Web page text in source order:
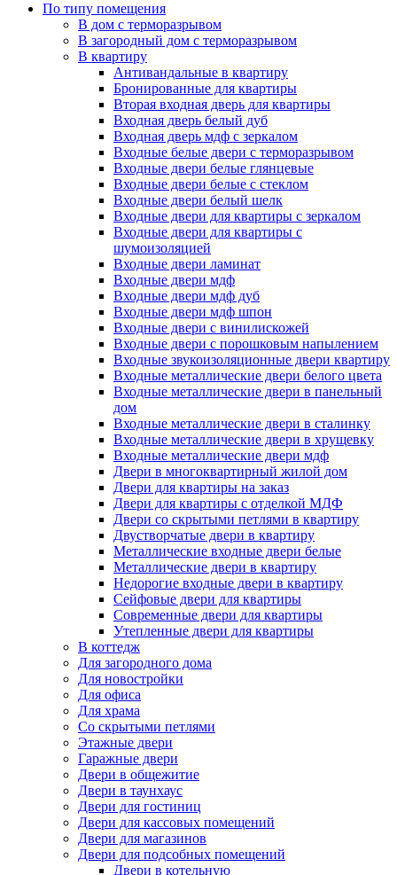
По типу помещения
В дом с терморазрывом
В загородный дом с терморазрывом
В квартиру
Антивандальные в квартиру
Бронированные для квартиры
Вторая входная дверь для квартиры
Входная дверь белый дуб
Входная дверь мдф с зеркалом
Входные белые двери с терморазрывом
Входные двери белые глянцевые
Входные двери белые с стеклом
Входные двери белый шелк
Входные двери для квартиры с зеркалом
Входные двери для квартиры с
шумоизоляцией
Входные двери ламинат
Входные двери мдф
Входные двери мдф дуб
Входные двери мдф шпон
Входные двери с винилискожей
Входные двери с порошковым напылением
Входные звукоизоляционные двери квартиру
Входные металлические двери белого цвета
Входные металлические двери в панельный
дом
Входные металлические двери в сталинку
Входные металлические двери в хрущевку
Входные металлические двери мдф
Двери в многоквартирный жилой дом
Двери для квартиры на заказ
Двери для квартиры с отделкой МДФ
Двери со скрытыми петлями в квартиру
Двустворчатые двери в квартиру
Металлические входные двери белые
Металлические двери в квартиру
Недорогие входные двери в квартиру
Сейфовые двери для квартиры
Современные двери для квартиры
Утепленные двери для квартиры
В коттедж
Для загородного дома
Для новостройки
Для офиса
Для храма
Со скрытыми петлями
Этажные двери
Гаражные двери
Двери в общежитие
Двери в таунхаус
Двери для гостиниц
Двери для кассовых помещений
Двери для магазинов
Двери для подсобных помещений
Двери в котельную